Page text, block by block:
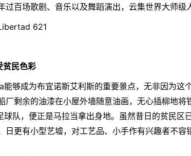
过百场歌剧、音乐以及舞蹈演出，云集世界大师级
621
民色彩
够成为布宜诺斯艾利斯的重要景点，无非因为这
厂剩余的油漆在小屋外墙随意油画，无心插柳地将
球队，便正是马拉当拿出身地。虽然昔日的贫民区
日更有小型艺墟，对工艺品、小手作有兴趣者不容